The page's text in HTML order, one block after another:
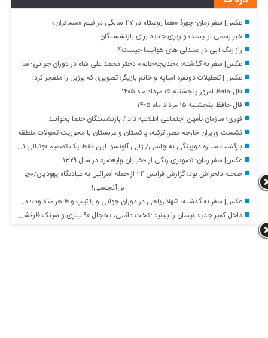
عکس| سفر زمان؛ چهرۀ «هما روستا» در ۴۷ سالگی در فیلم «مسافران»
خبر رسمی از لیست واریزی جدید برای بازنشستگان
راز رنگ آبی در صندلی های هواپیما چیست؟
عکس| سفر به گذشته؛ «خدیجه‌خانم» دختر محمد علی شاه در دوران جوانی؛ سال ۱۲۹۸
عکس | تعطیلات دونفره امباپه و خانم بازیگر؛ تصویری که برزیل را منفجر کرد!
فال حافظ امروز پنجشنبه ۱۵ مرداد ماه ۱۴۰۵
فال حافظ پنجشنبه ۱۵ مرداد ماه ۱۴۰۵
فوری؛ سازمان تأمین اجتماعی اطلاعیه داد / بازنشستگان حتما بخوانند
نشست وزیران خارجه مصر، ترکیه، پاکستان و عربستان با محوریت تحولات منطقه
بازگشت ستاره دوپینگی به چلسی/ ژابی آلونسو: این فقط یک تصمیم فوتبالی نبود
عکس| سفر زمان؛ تصویری رنگی از «خیابان ولیعصر» در سال ۱۳۲۹
صحنه دلخراش بود؛ گزارش فرانس ۲۴ از حمله اسرائیل به عبادتگاه یهودیان/«چطور ممکن است یک ساختمان کوچک در یک کوچه بن‌بست در تهران هدف قرار گرفته باشد»
عکس| سفر به گذشته؛ شهلا ریاحی در دوران جوانی و با تیپ و ظاهر متفاوت؛ دهه ۳۰
داخل کمپر جدید نیسان را ببینید؛ تخت دائمی، یخچال ۹۰ لیتری و سینک ظرفشویی و… + تصاویر